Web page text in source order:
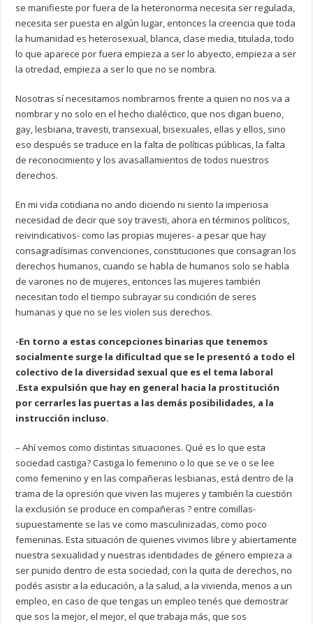
se manifieste por fuera de la heteronorma necesita ser regulada,
necesita ser puesta en algún lugar, entonces la creencia que toda
la humanidad es heterosexual, blanca, clase media, titulada, todo
lo que aparece por fuera empieza a ser lo abyecto, empieza a ser
la otredad, empieza a ser lo que no se nombra.
Nosotras sí necesitamos nombrarnos frente a quien no nos va a
nombrar y no solo en el hecho dialéctico, que nos digan bueno,
gay, lesbiana, travesti, transexual, bisexuales, ellas y ellos, sino
eso después se traduce en la falta de políticas públicas, la falta
de reconocimiento y los avasallamientos de todos nuestros
derechos.
En mi vida cotidiana no ando diciendo ni siento la imperiosa
necesidad de decir que soy travesti, ahora en términos políticos,
reivindicativos- como las propias mujeres- a pesar que hay
consagradísimas convenciones, constituciones que consagran los
derechos humanos, cuando se habla de humanos solo se habla
de varones no de mujeres, entonces las mujeres también
necesitan todo el tiempo subrayar su condición de seres
humanas y que no se les violen sus derechos.
-En torno a estas concepciones binarias que tenemos
socialmente surge la dificultad que se le presentó a todo el
colectivo de la diversidad sexual que es el tema laboral
.Esta expulsión que hay en general hacia la prostitución
por cerrarles las puertas a las demás posibilidades, a la
instrucción incluso.
– Ahí vemos como distintas situaciones. Qué es lo que esta
sociedad castiga? Castiga lo femenino o lo que se ve o se lee
como femenino y en las compañeras lesbianas, está dentro de la
trama de la opresión que viven las mujeres y también la cuestión
la exclusión se produce en compañeras ? entre comillas-
supuestamente se las ve como masculinizadas, como poco
femeninas. Esta situación de quienes vivimos libre y abiertamente
nuestra sexualidad y nuestras identidades de género empieza a
ser punido dentro de esta sociedad, con la quita de derechos, no
podés asistir a la educación, a la salud, a la vivienda, menos a un
empleo, en caso de que tengas un empleo tenés que demostrar
que sos la mejor, el mejor, el que trabaja más, que sos